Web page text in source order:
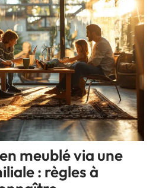
meublé via une
: règles à